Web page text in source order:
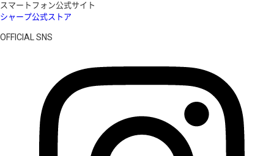
スマートフォン公式サイト
シャープ公式ストア
OFFICIAL SNS